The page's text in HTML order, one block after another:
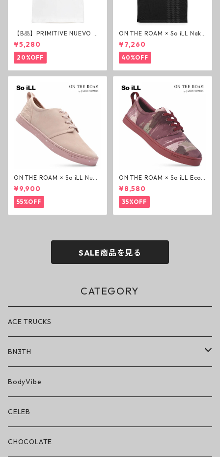
【B品】PRIMITIVE NUEVO SC
RIPT HW TEE WHITE ヘビー
ウェイトTシャツ ホワイト プ
リミティブ
¥5,280
20%OFF
ON THE ROAM × So iLL Nako
a Tee Tシャツ ウルフブラック
オンザローム ジェイソンモモ
ア OTR ビンテージ加工
¥7,260
40%OFF
ON THE ROAM × So iLL Nubu
ck Wino ライフスタイルシュ
ーズ ダーティーピンク オンザ
ローム ジェイソンモモア OTR
スニーカー
¥9,900
55%OFF
ON THE ROAM × So iLL Eco
Camo Wino ライフスタイル
シューズ カモ オンザローム ジ
ェイソンモモア OTR スニーカ
ー
¥8,580
35%OFF
SALE商品を見る
CATEGORY
ACE TRUCKS
BN3TH
BN3TH × ON THE ROAM
ボクサーブリーフ/ショート丈
ボクサーブリーフ/ロング丈
BodyVibe
CELEB
CHOCOLATE